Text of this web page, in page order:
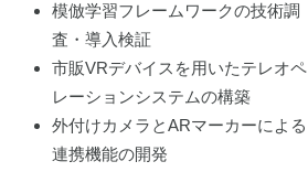
模倣学習フレームワークの技術調
査・導入検証
市販VRデバイスを用いたテレオペ
レーションシステムの構築
外付けカメラとARマーカーによる
連携機能の開発